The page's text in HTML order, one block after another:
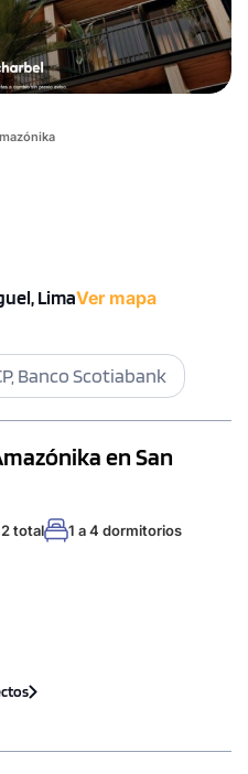
LimaVer mapa
Banco Scotiabank
en San
total 1 a 4 dormitorios